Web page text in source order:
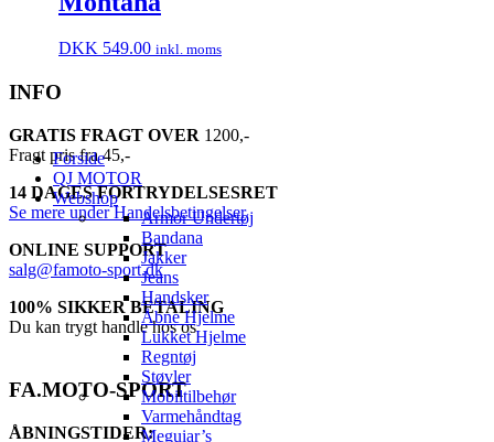
Forside
QJ MOTOR
Webshop
Armor Undertøj
Bandana
Jakker
Jeans
Handsker
Åbne Hjelme
Lukket Hjelme
Regntøj
Støvler
Mobiltilbehør
Varmehåndtag
Meguiar’s
DKK 549.00 inkl. moms
INFO
GRATIS FRAGT OVER 1200,-
Fragt pris fra 45,-
14 DAGES FORTRYDELSESRET
Se mere under Handelsbetingelser
ONLINE SUPPORT
salg@famoto-sport.dk
100% SIKKER BETALING
Du kan trygt handle hos os
FA.MOTO-SPORT
ÅBNINGSTIDER: